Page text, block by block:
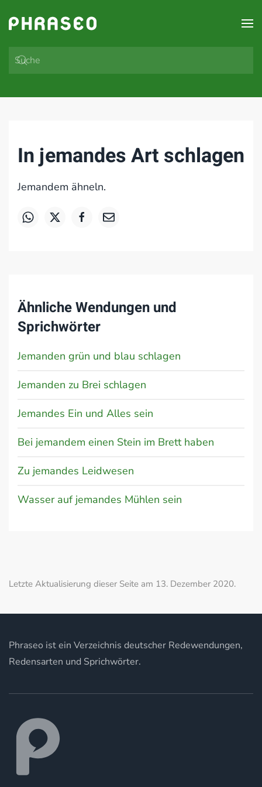
Zum Hauptinhalt springen
In jemandes Art schlagen
Jemandem ähneln.
Ähnliche Wendungen und
Sprichwörter
Jemanden grün und blau schlagen
Jemanden zu Brei schlagen
Jemandes Ein und Alles sein
Bei jemandem einen Stein im Brett haben
Zu jemandes Leidwesen
Wasser auf jemandes Mühlen sein
Letzte Aktualisierung dieser Seite am 13. Dezember 2020.
Phraseo ist ein Verzeichnis deutscher Redewendungen,
Redensarten und Sprichwörter.